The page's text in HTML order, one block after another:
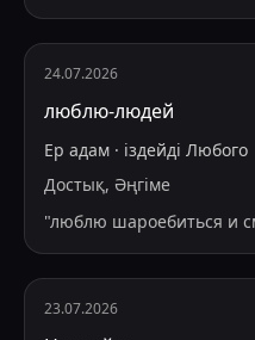
24.07.2026
люблю-людей
Ер адам · іздейді Любого
Достық, Әңгіме
"люблю шароебиться и
23.07.2026